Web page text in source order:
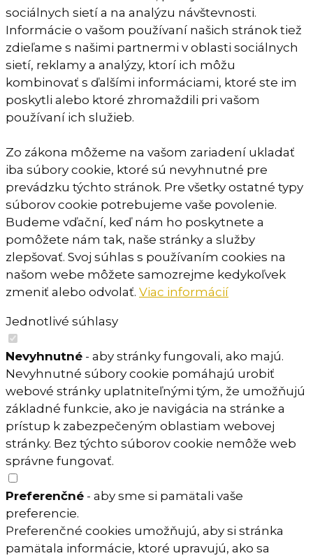
sociálnych sietí a na analýzu návštevnosti.
Informácie o vašom používaní našich stránok tiež
zdieľame s našimi partnermi v oblasti sociálnych
sietí, reklamy a analýzy, ktorí ich môžu
kombinovať s ďalšími informáciami, ktoré ste im
poskytli alebo ktoré zhromaždili pri vašom
používaní ich služieb.
Zo zákona môžeme na vašom zariadení ukladať
iba súbory cookie, ktoré sú nevyhnutné pre
prevádzku týchto stránok. Pre všetky ostatné typy
súborov cookie potrebujeme vaše povolenie.
Budeme vďační, keď nám ho poskytnete a
pomôžete nám tak, naše stránky a služby
zlepšovať. Svoj súhlas s používaním cookies na
našom webe môžete samozrejme kedykoľvek
zmeniť alebo odvolať. Viac informácií
Jednotlivé súhlasy
Nevyhnutné - aby stránky fungovali, ako majú.
Nevyhnutné súbory cookie pomáhajú urobiť
webové stránky uplatniteľnými tým, že umožňujú
základné funkcie, ako je navigácia na stránke a
prístup k zabezpečeným oblastiam webovej
stránky. Bez týchto súborov cookie nemôže web
správne fungovať.
Preferenčné - aby sme si pamätali vaše
preferencie.
Preferenčné cookies umožňujú, aby si stránka
pamätala informácie, ktoré upravujú, ako sa